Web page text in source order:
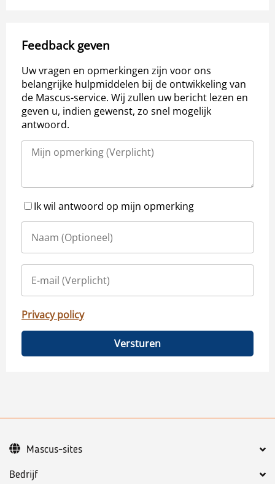
Feedback geven
Uw vragen en opmerkingen zijn voor ons
belangrijke hulpmiddelen bij de ontwikkeling van
de Mascus-service. Wij zullen uw bericht lezen en
geven u, indien gewenst, zo snel mogelijk
antwoord.
Ik wil antwoord op mijn opmerking
Privacy policy
Versturen
Bedrijf
Mascus-sites